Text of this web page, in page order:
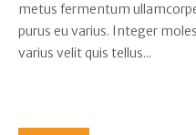
metus fermentum
purus eu varius. Integer
varius velit quis tellus...